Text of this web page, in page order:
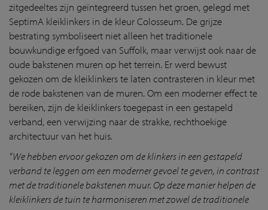
zitgedeeltes zijn geïntegreerd tussen het groen, gelegd met
SeptimA kleiklinkers in de kleur Colosseum. De grijze
bestrating symboliseert niet alleen het traditionele
bouwkundige erfgoed van Suffolk, maar verwijst ook naar de
oude bakstenen muren op het terrein. Er werd bewust
gekozen om de kleiklinkers te laten contrasteren in kleur met
de rode bakstenen van de muren. Om een moderner effect te
bereiken, zijn de kleiklinkers toegepast in een gestapeld
verband, een verwijzing naar de strakke, rechthoekige
architectuur van het huis.
“We hebben ervoor gekozen om de klinkers in een gestapeld
verband te leggen om een moderner gevoel te geven, in contrast
met de traditionele bakstenen muur. Op deze manier helpen de
kleiklinkers de tuin te harmoniseren met zowel de traditionele